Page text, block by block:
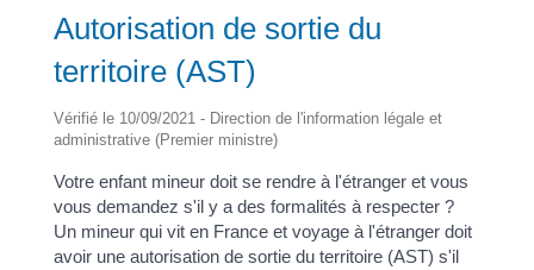
Autorisation de sortie du
territoire (AST)
Vérifié le 10/09/2021 - Direction de l'information légale et
administrative (Premier ministre)
Votre enfant mineur doit se rendre à l'étranger et vous
vous demandez s'il y a des formalités à respecter ?
Un mineur qui vit en France et voyage à l'étranger doit
avoir une autorisation de sortie du territoire (AST) s'il